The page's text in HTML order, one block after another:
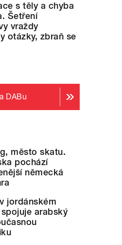
s těly a chyba
Šetření
vraždy
otázky, zbraň se
DABu
město skatu.
pochází
německá
jordánském
spojuje arabský